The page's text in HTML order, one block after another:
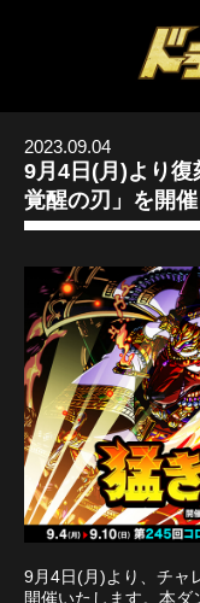
2023.09.04
9月4日(月)より復
覚醒の刃」を開催
9月4日(月)より、チャ
開催いたします。本ダ